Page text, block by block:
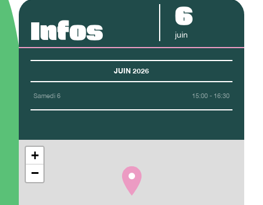
Infos 6
juin
JUIN 2026
Samedi 6 15:00 - 16:30
+
−